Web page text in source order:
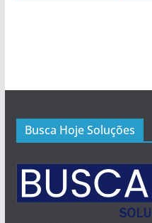
Busca Hoje Soluções